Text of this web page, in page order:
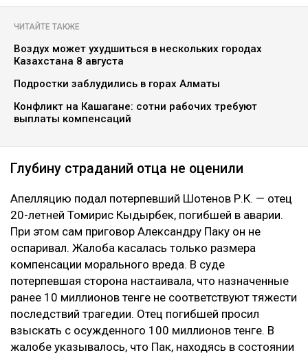
ЧИТАЙТЕ ТАКЖЕ
Воздух может ухудшиться в нескольких городах
Казахстана 8 августа
Подростки заблудились в горах Алматы
Конфликт на Кашагане: сотни рабочих требуют
выплаты компенсаций
Глубину страданий отца не оценили
Апелляцию подал потерпевший Шотенов Р.К. — отец
20-летней Томирис Кыдырбек, погибшей в аварии.
При этом сам приговор Александру Паку он не
оспаривал. Жалоба касалась только размера
компенсации морального вреда. В суде
потерпевшая сторона настаивала, что назначенные
ранее 10 миллионов тенге не соответствуют тяжести
последствий трагедии. Отец погибшей просил
взыскать с осужденного 100 миллионов тенге. В
жалобе указывалось, что Пак, находясь в состоянии